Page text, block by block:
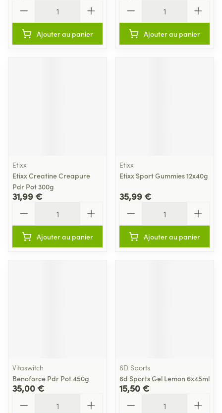
Ajouter au panier Ajouter au panier
Etixx
Etixx Creatine Creapure
Pdr Pot 300g
31,99 €
Ajouter au panier
Etixx
Etixx Sport Gummies 12x40g
35,99 €
Ajouter au panier
Vitaswitch
Benoforce Pdr Pot 450g
35,00 €
6D Sports
6d Sports Gel Lemon 6x45ml
15,50 €